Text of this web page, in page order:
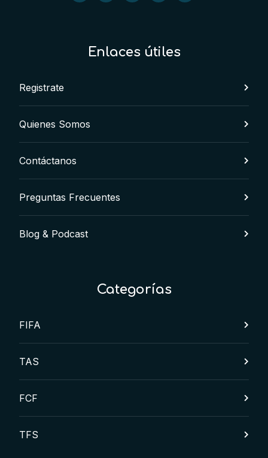
Enlaces útiles
Registrate
Quienes Somos
Contáctanos
Preguntas Frecuentes
Blog & Podcast
Categorías
FIFA
TAS
FCF
TFS